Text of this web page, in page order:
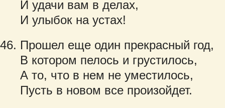
И удачи вам в делах,
И улыбок на устах!
Прошел еще один прекрасный год,
В котором пелось и грустилось,
А то, что в нем не уместилось,
Пусть в новом все произойдет.